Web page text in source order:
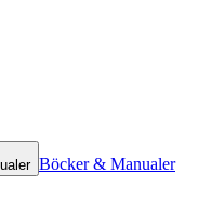
Böcker & Manualer